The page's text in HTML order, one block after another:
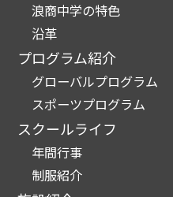
浪商中学の特色
沿革
プログラム紹介
グローバルプログラム
スポーツプログラム
スクールライフ
年間行事
制服紹介